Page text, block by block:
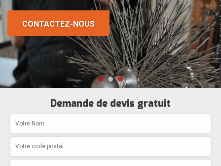
CONTACTEZ-NOUS
Demande de devis gratuit